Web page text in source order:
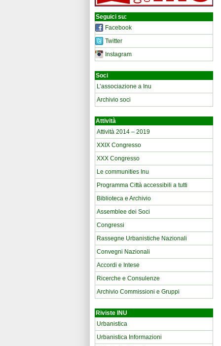
Seguici su:
Facebook
Twitter
Instagram
Soci
L’associazione a Inu
Archivio soci
Attività
Attività 2014 – 2019
XXIX Congresso
XXX Congresso
Le communities Inu
Programma Città accessibili a tutti
Biblioteca e Archivio
Assemblee dei Soci
Congressi
Rassegne Urbanistiche Nazionali
Convegni Nazionali
Accordi e Intese
Ricerche e Consulenze
Archivio Commissioni e Gruppi
Riviste INU
Urbanistica
Urbanistica Informazioni